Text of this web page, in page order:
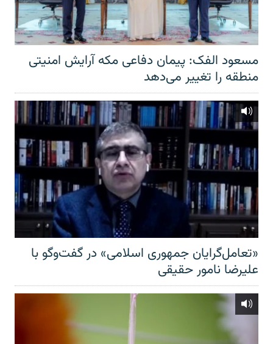
مسعود الفک: پیمان دفاعی مکه آرایش امنیتی
منطقه را تغییر می‌دهد
«تعامل‌گرایان جمهوری اسلامی» در گفت‌وگو با
علیرضا نامور حقیقی